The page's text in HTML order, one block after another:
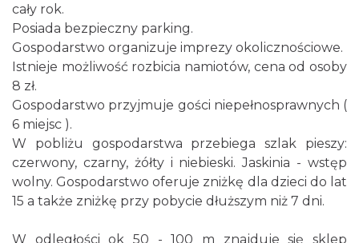
cały rok.
Posiada bezpieczny parking.
Gospodarstwo organizuje imprezy okolicznościowe.
Istnieje możliwość rozbicia namiotów, cena od osoby
8 zł.
Gospodarstwo przyjmuje gości niepełnosprawnych (
6 miejsc ).
W pobliżu gospodarstwa przebiega szlak pieszy:
czerwony, czarny, żółty i niebieski. Jaskinia - wstęp
wolny. Gospodarstwo oferuje zniżkę dla dzieci do lat
15 a także zniżkę przy pobycie dłuższym niż 7 dni.
W odległości ok 50 - 100 m znajduje się sklep